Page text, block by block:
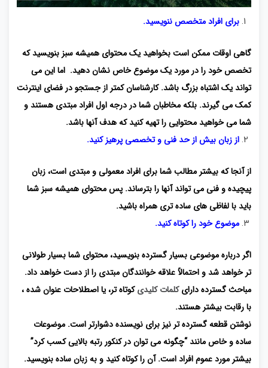
برای افراد متخصص ننویسید.
گاهی اوقات ممکن است بخواهید یک محتوای همیشه سبز بنویسید که
تخصص خود را در مورد یک موضوع خاص نشان دهید. اما این می
تواند یک اشتباه بزرگ باشد. کارشناسان کمتر از جستجو در فضای اینترنت
کمک می گیرند. بلکه مخاطبان شما در درجه اول افراد مبتدی هستند و
شما می خواهید محتوایی را تهیه کنید که هدف آنها باشد.
از زبان بیش از حد فنی و تخصصی پرهیز کنید.
از آنجا که بیشتر مطالب شما برای افراد معمولی و مبتدی است، زبان
پیچیده و فنی می تواند آنها را بترساند. پس محتوای همیشه سبز شما
باید با لفاظی های ساده تری همراه باشید.
موضوع خود را کوتاه کنید.
اگر درباره موضوعی بسیار گسترده بنویسید، محتوای شما بسیار طولانی
تر خواهد شد و احتمالاً علاقه خوانندگان مبتدی را از دست خواهد داد.
مباحث گسترده دارایکلمات کلیدیکوتاه تر، یا اصطلاحات عنوان شده ،
با رقابت بیشتر هستند.
نوشتن قطعه گسترده تر نیز برای نویسنده دشوارتر است. موضوعات
ساده و خاص مانند “چگونه می توان در کنکور رتبه بالایی کسب کرد”
بیشتر مورد عموم افراد است. آن را کوتاه کنید و به زبان ساده بنویسید.